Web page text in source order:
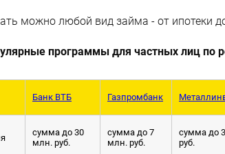
можно любой вид займа - от ипотеки
программы для частных лиц по
Банк ВТБ Газпромбанк
сумма до 30
млн. руб.
сумма до 7
млн. руб.
сумма до
руб.